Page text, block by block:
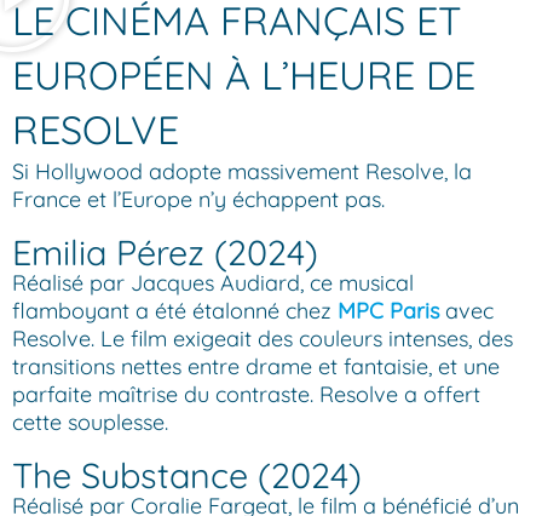
LE CINÉMA FRANÇAIS ET
EUROPÉEN À L’HEURE DE
RESOLVE
Si Hollywood adopte massivement Resolve, la
France et l’Europe n’y échappent pas.
Emilia Pérez (2024)
Réalisé par Jacques Audiard, ce musical
flamboyant a été étalonné chez MPC Parisavec
Resolve. Le film exigeait des couleurs intenses, des
transitions nettes entre drame et fantaisie, et une
parfaite maîtrise du contraste. Resolve a offert
cette souplesse.
The Substance (2024)
Réalisé par Coralie Fargeat, le film a bénéficié d’un